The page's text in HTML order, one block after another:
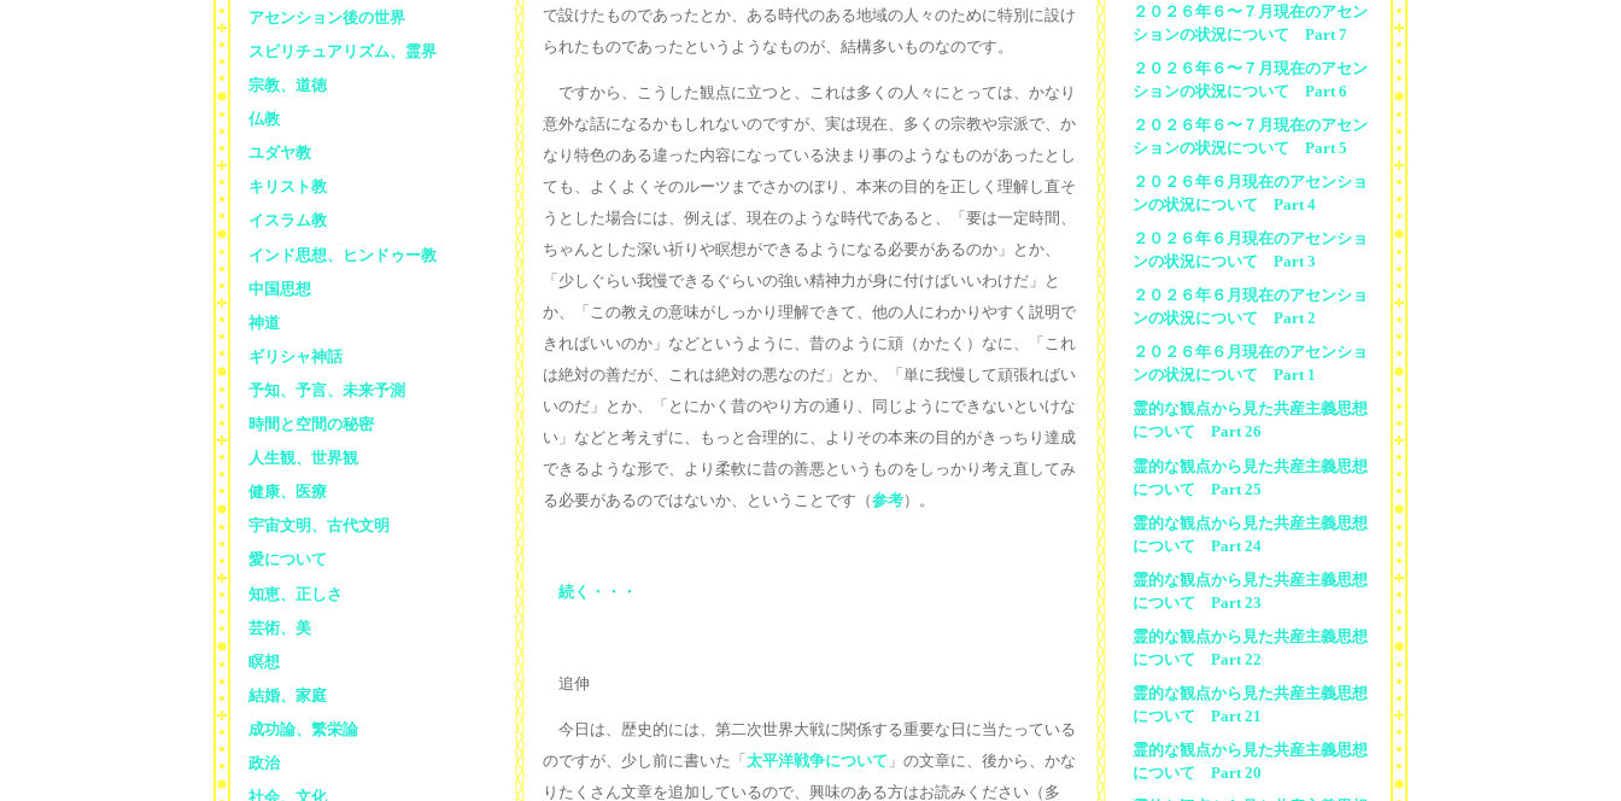
で設けたものであったとか、ある時代のある地域の人々のために特別に設け
られたものであったというようなものが、結構多いものなのです。
ですから、こうした観点に立つと、これは多くの人々にとっては、かなり
意外な話になるかもしれないのですが、実は現在、多くの宗教や宗派で、か
なり特色のある違った内容になっている決まり事のようなものがあったとし
ても、よくよくそのルーツまでさかのぼり、本来の目的を正しく理解し直そ
うとした場合には、例えば、現在のような時代であると、「要は一定時間、
ちゃんとした深い祈りや瞑想ができるようになる必要があるのか」とか、
「少しぐらい我慢できるぐらいの強い精神力が身に付けばいいわけだ」と
か、「この教えの意味がしっかり理解できて、他の人にわかりやすく説明で
きればいいのか」などというように、昔のように頑（かたく）なに、「これ
は絶対の善だが、これは絶対の悪なのだ」とか、「単に我慢して頑張ればい
いのだ」とか、「とにかく昔のやり方の通り、同じようにできないといけな
い」などと考えずに、もっと合理的に、よりその本来の目的がきっちり達成
できるような形で、より柔軟に昔の善悪というものをしっかり考え直してみ
る必要があるのではないか、ということです（参考）。
続く・・・
追伸
今日は、歴史的には、第二次世界大戦に関係する重要な日に当たっている
のですが、少し前に書いた「 太平洋戦争について 」の文章に、後から、かな
りたくさん文章を追加しているので、興味のある方はお読みください（多
２０２６年６〜７月現在のアセン
ションの状況について Part 7
２０２６年６〜７月現在のアセン
ションの状況について Part 6
２０２６年６〜７月現在のアセン
ションの状況について Part 5
２０２６年６月現在のアセンショ
ンの状況について Part 4
２０２６年６月現在のアセンショ
ンの状況について Part 3
２０２６年６月現在のアセンショ
ンの状況について Part 2
２０２６年６月現在のアセンショ
ンの状況について Part 1
霊的な観点から見た共産主義思想
について Part 26
霊的な観点から見た共産主義思想
について Part 25
霊的な観点から見た共産主義思想
について Part 24
霊的な観点から見た共産主義思想
について Part 23
霊的な観点から見た共産主義思想
について Part 22
霊的な観点から見た共産主義思想
について Part 21
霊的な観点から見た共産主義思想
について Part 20
アセンション後の世界
スピリチュアリズム、霊界
宗教、道徳
仏教
ユダヤ教
キリスト教
イスラム教
インド思想、ヒンドゥー教
中国思想
神道
ギリシャ神話
予知、予言、未来予測
時間と空間の秘密
人生観、世界観
健康、医療
宇宙文明、古代文明
愛について
知恵、正しさ
芸術、美
瞑想
結婚、家庭
成功論、繁栄論
政治
社会、文化